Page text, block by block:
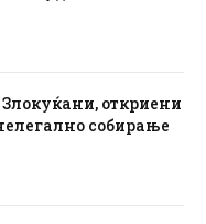
откриени
собирање